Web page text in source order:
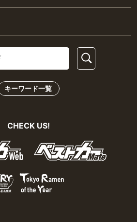
キーワード一覧
CHECK US!